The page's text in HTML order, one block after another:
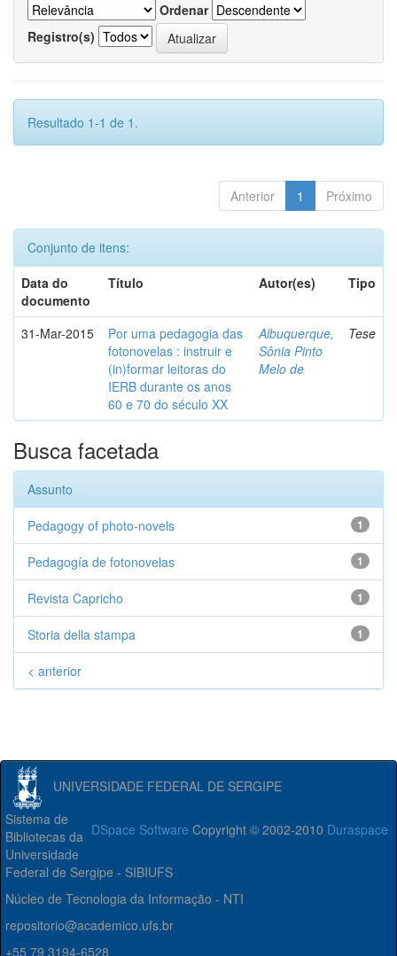
Ordenar
Registro(s)
Resultado 1-1 de 1.
Anterior 1 Próximo
Conjunto de itens:
Data do
documento
Título Autor(es) Tipo
31-Mar-2015
Por uma pedagogia das
fotonovelas : instruir e
(in)formar leitoras do
IERB durante os anos
60 e 70 do século XX
Albuquerque,
Sônia Pinto
Melo de
Tese
Busca facetada
Assunto
1
Pedagogy of photo-novels
1
Pedagogía de fotonovelas
1
Revista Capricho
1
Storia della stampa
< anterior
UNIVERSIDADE FEDERAL DE SERGIPE
DSpace Software Copyright © 2002-2010 Duraspace
Sistema de
Bibliotecas da
Universidade
Federal de Sergipe - SIBIUFS
Núcleo de Tecnologia da Informação - NTI
repositorio@academico.ufs.br
+55 79 3194-6528